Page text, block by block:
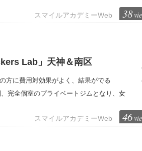
スマイルアカデミーWeb 38
Lab」天神＆南区
方に費用対効果がよく、結果がでる
完全個室のプライベートジムとなり、女
スマイルアカデミーWeb 46